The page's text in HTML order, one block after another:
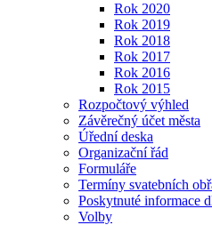
Rok 2020
Rok 2019
Rok 2018
Rok 2017
Rok 2016
Rok 2015
Rozpočtový výhled
Závěrečný účet města
Úřední deska
Organizační řád
Formuláře
Termíny svatebních
Poskytnuté informace
Volby